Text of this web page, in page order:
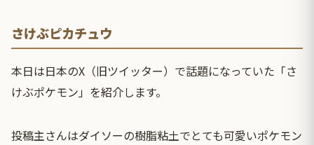
さけぶピカチュウ
本日は日本のX（旧ツイッター）で話題になっていた「さ
けぶポケモン」を紹介します。
投稿主さんはダイソーの樹脂粘土でとても可愛いポケモン